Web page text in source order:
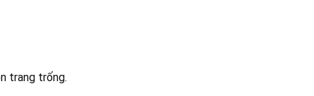
trang trống.